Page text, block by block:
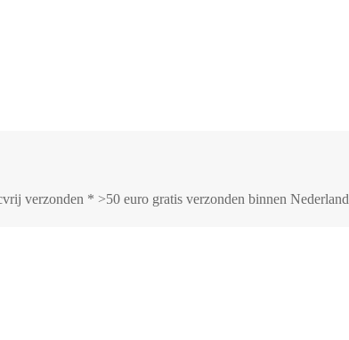
verzonden * >50 euro gratis verzonden binnen Nederland